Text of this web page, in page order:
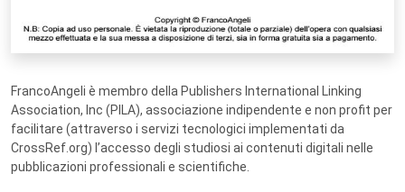
FrancoAngeli è membro della Publishers International Linking
Association, Inc (PILA), associazione indipendente e non profit per
facilitare (attraverso i servizi tecnologici implementati da
CrossRef.org) l’accesso degli studiosi ai contenuti digitali nelle
pubblicazioni professionali e scientifiche.